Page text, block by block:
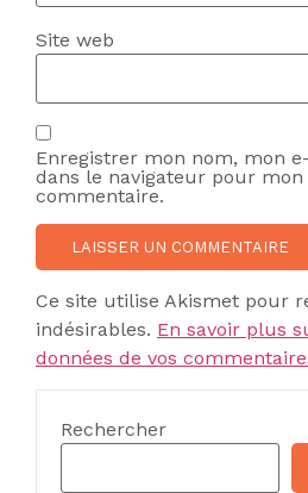
Site web
Enregistrer mon nom, mon
dans le navigateur pour mon
commentaire.
Ce site utilise Akismet pour
indésirables. En savoir plus
données de vos
Rechercher